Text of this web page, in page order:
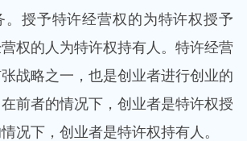
。授予特许经营权的为特许权授予
权的人为特许权持有人。特许经营
战略之一，也是创业者进行创业的
前者的情况下，创业者是特许权授
况下，创业者是特许权持有人。